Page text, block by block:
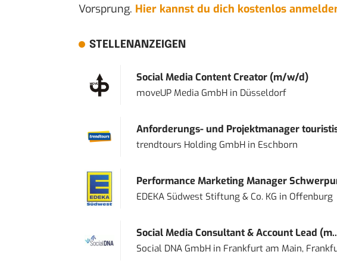
Vorsprung. Hier kannst du dich kostenlos
STELLENANZEIGEN
Social Media Content Creator (m/w/d)
moveUP Media GmbHin Düsseldorf
Anforderungs- und Projektmanager
trendtours Holding GmbHin Eschborn
Performance Marketing Manager
EDEKA Südwest Stiftung & Co. KG in Offenburg
Social Media Consultant & Account Lead
Social DNA GmbHin Frankfurt am Main,